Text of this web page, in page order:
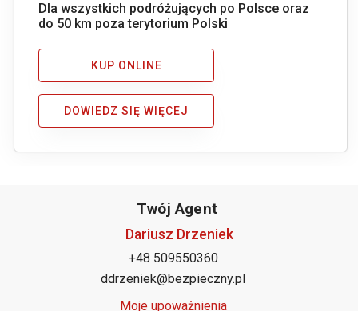
Dla wszystkich podróżujących po Polsce oraz
do 50 km poza terytorium Polski
KUP ONLINE
DOWIEDZ SIĘ WIĘCEJ
Twój Agent
Dariusz Drzeniek
+48 509550360
ddrzeniek@bezpieczny.pl
Moje upoważnienia